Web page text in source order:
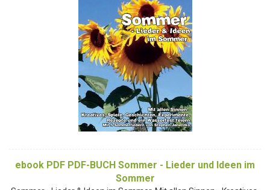
ebook PDF PDF-BUCH Sommer - Lieder und Ideen im
Sommer